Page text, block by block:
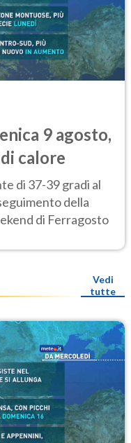
9 agosto,
calore
di 37-39 gradi al
della
di Ferragosto
Vedi
tutte